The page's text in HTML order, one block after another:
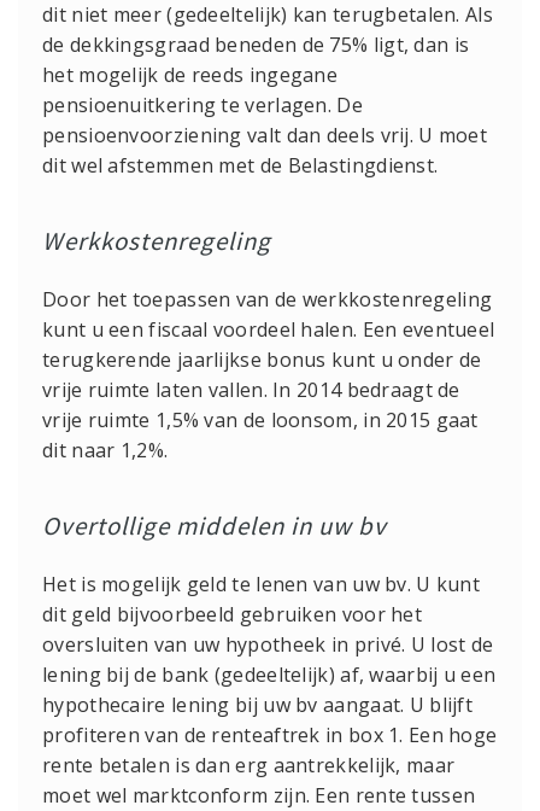
dit niet meer (gedeeltelijk) kan terugbetalen. Als
de dekkingsgraad beneden de 75% ligt, dan is
het mogelijk de reeds ingegane
pensioenuitkering te verlagen. De
pensioenvoorziening valt dan deels vrij. U moet
dit wel afstemmen met de Belastingdienst.
Werkkostenregeling
Door het toepassen van de werkkostenregeling
kunt u een fiscaal voordeel halen. Een eventueel
terugkerende jaarlijkse bonus kunt u onder de
vrije ruimte laten vallen. In 2014 bedraagt de
vrije ruimte 1,5% van de loonsom, in 2015 gaat
dit naar 1,2%.
Overtollige middelen in uw bv
Het is mogelijk geld te lenen van uw bv. U kunt
dit geld bijvoorbeeld gebruiken voor het
oversluiten van uw hypotheek in privé. U lost de
lening bij de bank (gedeeltelijk) af, waarbij u een
hypothecaire lening bij uw bv aangaat. U blijft
profiteren van de renteaftrek in box 1. Een hoge
rente betalen is dan erg aantrekkelijk, maar
moet wel marktconform zijn. Een rente tussen